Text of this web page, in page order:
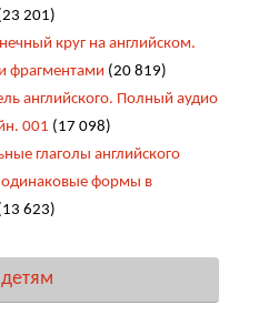
201)
круг на английском.
фрагментами (20 819)
английского. Полный аудио
001 (17 098)
глаголы английского
одинаковые формы в
623)